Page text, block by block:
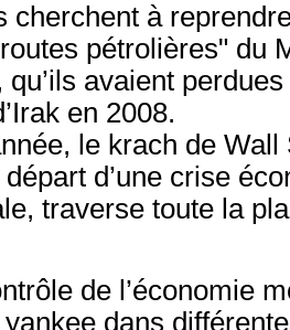
cherchent à
pétrolières" du
avaient
en 2008.
le krach de
d’une crise
traverse toute la
de l’économie
yankee dans